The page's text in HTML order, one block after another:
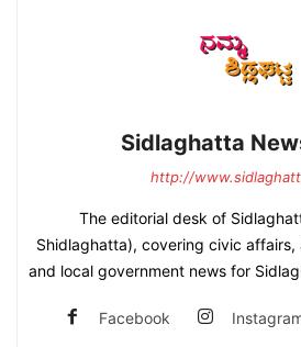
Sidlaghatta
http://
The editorial desk of
Shidlaghatta), covering civic
and local government news for
Facebook